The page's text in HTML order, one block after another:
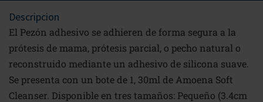
Descripcion
El Pezón adhesivo se adhieren de forma segura a la
prótesis de mama, prótesis parcial, o pecho natural o
reconstruido mediante un adhesivo de silicona suave.
Se presenta con un bote de 1, 30ml de Amoena Soft
Cleanser. Disponible en tres tamaños: Pequeño (3.4cm